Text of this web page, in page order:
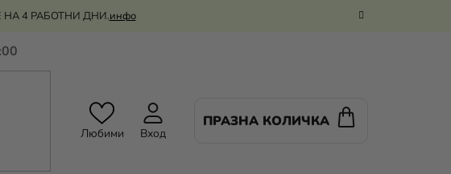
4 РАБОТНИ ДНИ.инфо
Любими Вход
ПРАЗНА КОЛИЧКА